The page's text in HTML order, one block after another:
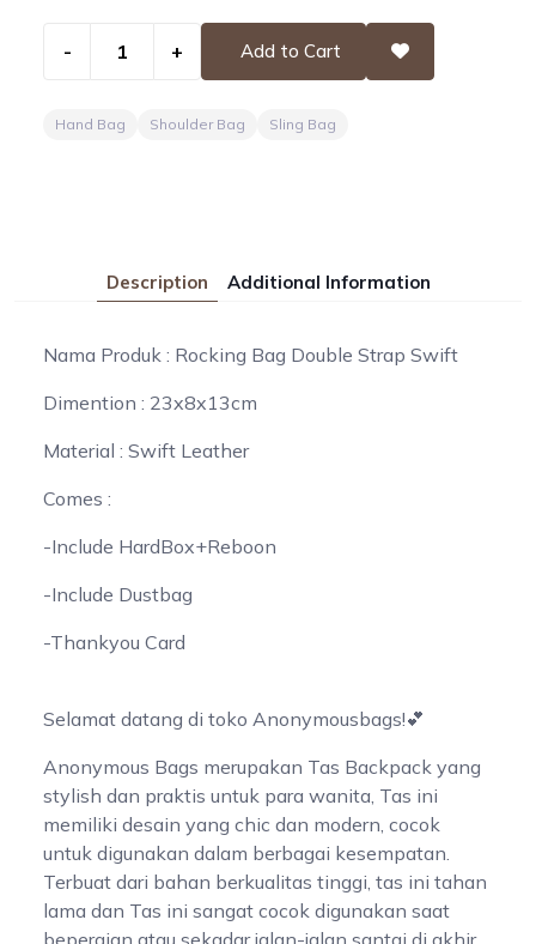
- + Add to Cart
Hand Bag Shoulder Bag Sling Bag
Description Additional Information
Nama Produk : Rocking Bag Double Strap Swift
Dimention : 23x8x13cm
Material : Swift Leather
Comes :
-Include HardBox+Reboon
-Include Dustbag
-Thankyou Card
Selamat datang di toko Anonymousbags!💕
Anonymous Bags merupakan Tas Backpack yang
stylish dan praktis untuk para wanita, Tas ini
memiliki desain yang chic dan modern, cocok
untuk digunakan dalam berbagai kesempatan.
Terbuat dari bahan berkualitas tinggi, tas ini tahan
lama dan Tas ini sangat cocok digunakan saat
bepergian atau sekadar jalan-jalan santai di akhir